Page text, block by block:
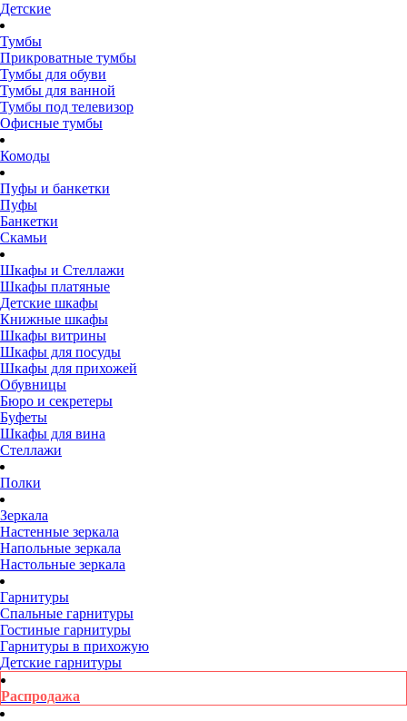
Детские
Тумбы
Прикроватные тумбы
Тумбы для обуви
Тумбы для ванной
Тумбы под телевизор
Офисные тумбы
Комоды
Пуфы и банкетки
Пуфы
Банкетки
Скамьи
Шкафы и Стеллажи
Шкафы платяные
Детские шкафы
Книжные шкафы
Шкафы витрины
Шкафы для посуды
Шкафы для прихожей
Обувницы
Бюро и секретеры
Буфеты
Шкафы для вина
Стеллажи
Полки
Зеркала
Настенные зеркала
Напольные зеркала
Настольные зеркала
Гарнитуры
Спальные гарнитуры
Гостиные гарнитуры
Гарнитуры в прихожую
Детские гарнитуры
Распродажа